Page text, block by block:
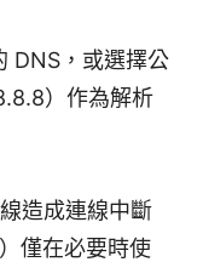
DNS，或選擇公
）作為解析
造成連線中斷
僅在必要時使